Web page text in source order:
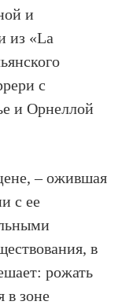
и
из «La
с
и Орнеллой
– ожившая
с ее
в
рожать
в зоне